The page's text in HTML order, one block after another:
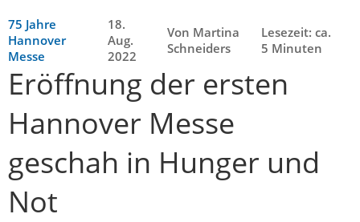
75 Jahre
Hannover
Messe
18.
Aug.
2022
Von Martina
Schneiders
Lesezeit: ca.
5 Minuten
Eröffnung der ersten
Hannover Messe
geschah in Hunger und
Not